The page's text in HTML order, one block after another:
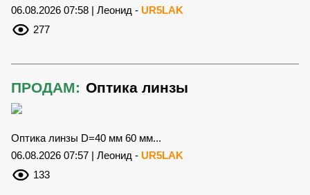
06.08.2026 07:58 | Леонид - UR5LAK
277
ПРОДАМ: Оптика линзы
Оптика линзы D=40 мм 60 мм...
06.08.2026 07:57 | Леонид - UR5LAK
133